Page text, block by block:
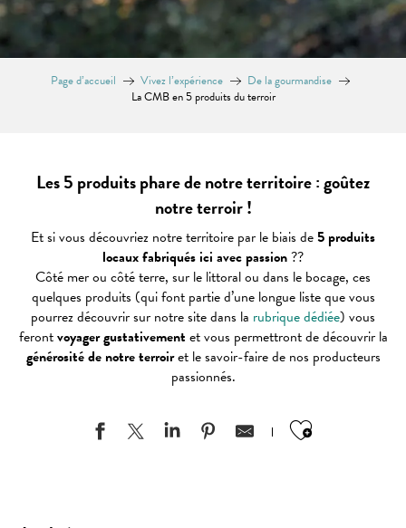
Page d’accueil Vivez l’expérience
De la gourmandise
La CMB en 5 produits du terroir
Les 5 produits phare de notre territoire : goûtez
notre terroir !
Et si vous découvriez notre territoire par le biais de5 produits
locaux fabriqués ici avec passion??
Côté mer ou côté terre, sur le littoral ou dans le bocage, ces
quelques produits (qui font partie d’une longue liste que vous
pourrez découvrir sur notre site dans la rubrique dédiée) vous
ferontvoyager gustativement et vous permettront de découvrir la
générosité de notre terroiret le savoir-faire de nos producteurs
passionnés.
Ajouter